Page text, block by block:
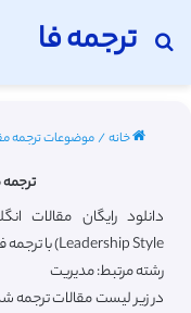
ترجمه فا
جستجو برای
خانه/موضوعات ترجمه
دانلود رایگان مقالات
Leadership Style) با ترجمه فارسی
رشته مرتبط: مدیریت
در زیر لیست مقالات